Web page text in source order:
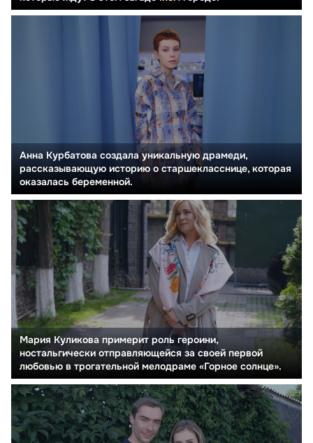
Анна Курбатова создала уникальную драмеди,
рассказывающую историю о старшекласснице, которая
оказалась беременной.
Мария Куликова примерит роль героини,
ностальгически отправляющейся за своей первой
любовью в трогательной мелодраме «Горное солнце».